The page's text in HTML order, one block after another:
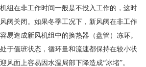
组在非工作时间一般是不投入工作的，这时
阀关闭。如果冬季工况下，新风阀在非工作
易造成新风机组中的换热器（盘管）冻坏。
于值班状态，循环量和流速都保持在较小状
风面上容易因水温局部下降造成“冰堵”。